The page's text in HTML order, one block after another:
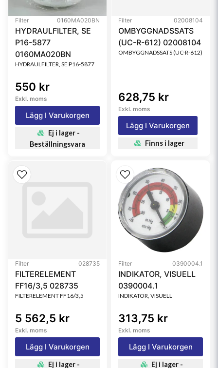
Filter 0160MA020BN
HYDRAULFILTER, SE
P16-5877
0160MA020BN
HYDRAULFILTER, SE P16-5877
550 kr
Exkl. moms
Lägg I Varukorgen
Ej i lager -
Beställningsvara
Filter 02008104
OMBYGGNADSSATS
(UC-R-612) 02008104
OMBYGGNADSSATS (UC-R-612)
628,75 kr
Exkl. moms
Lägg I Varukorgen
Finns i lager
Filter 028735
FILTERELEMENT
FF16/3,5 028735
FILTERELEMENT FF16/3,5
5 562,5 kr
Exkl. moms
Lägg I Varukorgen
Ej i lager -
Filter 0390004.1
INDIKATOR, VISUELL
0390004.1
INDIKATOR, VISUELL
313,75 kr
Exkl. moms
Lägg I Varukorgen
Ej i lager -